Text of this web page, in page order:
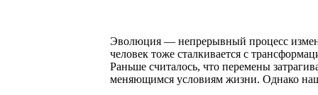
Эволюция — непрерывный процесс
человек тоже сталкивается с
Раньше считалось, что перемены
меняющимся условиям жизни. Однако